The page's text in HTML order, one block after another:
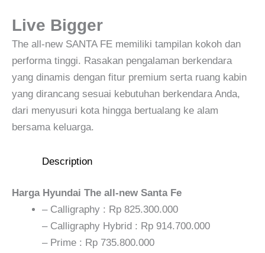
Live Bigger
The all-new SANTA FE memiliki tampilan kokoh dan
performa tinggi. Rasakan pengalaman berkendara
yang dinamis dengan fitur premium serta ruang kabin
yang dirancang sesuai kebutuhan berkendara Anda,
dari menyusuri kota hingga bertualang ke alam
bersama keluarga.
Description
Harga Hyundai The all-new Santa Fe
– Calligraphy : Rp 825.300.000
– Calligraphy Hybrid : Rp 914.700.000
– Prime : Rp 735.800.000